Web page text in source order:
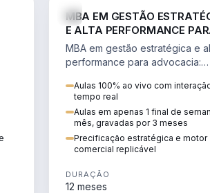
e
MBA EM GESTÃO
E ALTA PERFORMANCE
ADVOCACIA
MBA em gestão estratégica e
performance para advocacia:
escalável, lucrativo e bem
precificado.
Aulas 100% ao vivo com
tempo real
Aulas em apenas 1 final de
mês, gravadas por 3 meses
Precificação estratégica e motor
comercial replicável
DURAÇÃO
12 meses